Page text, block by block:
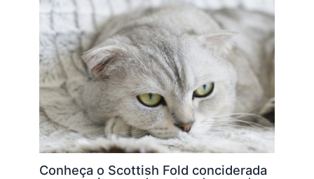
Conheça o Scottish Fold conciderada